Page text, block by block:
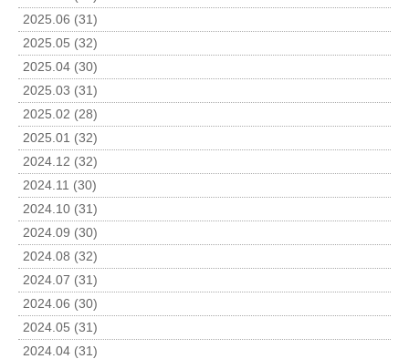
2025.06 (31)
2025.05 (32)
2025.04 (30)
2025.03 (31)
2025.02 (28)
2025.01 (32)
2024.12 (32)
2024.11 (30)
2024.10 (31)
2024.09 (30)
2024.08 (32)
2024.07 (31)
2024.06 (30)
2024.05 (31)
2024.04 (31)